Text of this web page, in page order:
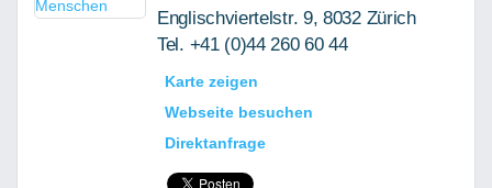
Englischviertelstr. 9, 8032 Zürich
Tel. +41 (0)44 260 60 44
Karte zeigen
Webseite besuchen
Direktanfrage